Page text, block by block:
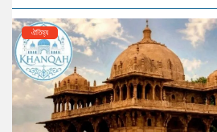
ঐতিহ্য